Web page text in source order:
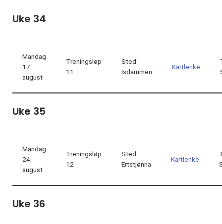
Uke 34
Mandag
17.
august
Treningsløp
11
Sted:
Isdammen
Kartlenke
Uke 35
Mandag
24.
august
Treningsløp
12
Sted:
Ertstjønna
Kartlenke
Uke 36